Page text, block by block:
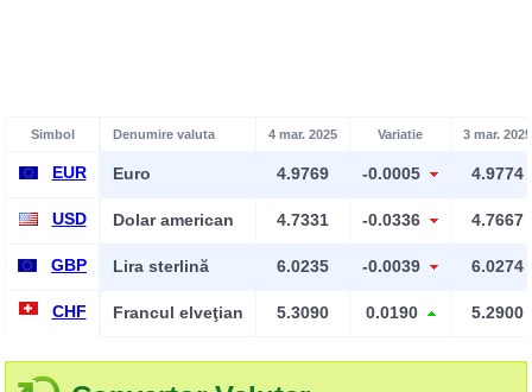
Simbol Denumire valuta 4 mar. 2025 Variatie 3 mar. 2025
EUR Euro 4.9769 -0.0005 4.9774
USD Dolar american 4.7331 -0.0336 4.7667
GBP Lira sterlină 6.0235 -0.0039 6.0274
CHF Francul elveţian 5.3090 0.0190 5.2900